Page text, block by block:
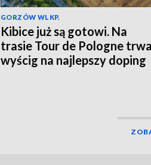
GORZÓW WLKP.
Kibice już są gotowi. Na
trasie Tour de Pologne trwa
wyścig na najlepszy doping